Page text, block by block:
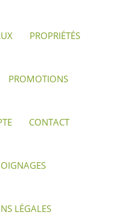
PROPRIÉTÉS
PROMOTIONS
CONTACT
LÉGALES